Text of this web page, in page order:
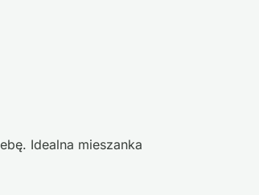
Idealna mieszanka